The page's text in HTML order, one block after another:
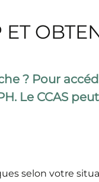
? Pour
Le CCAS
selon votre